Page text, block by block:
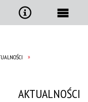
AKTUALNOŚCI
Narzędzia
Menu